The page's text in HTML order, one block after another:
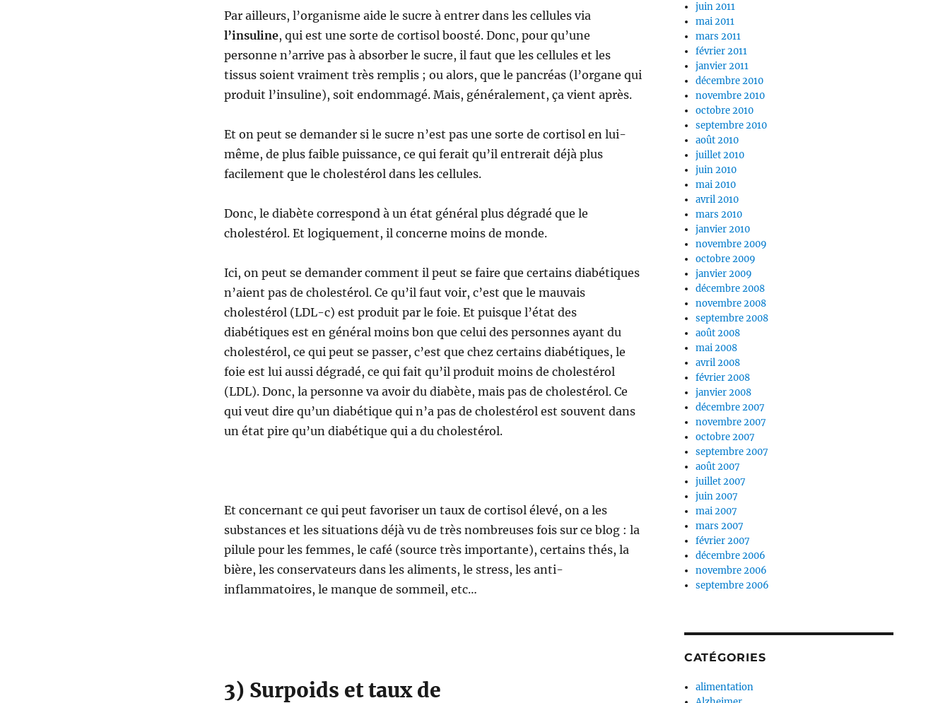
Par ailleurs, l’organisme aide le sucre à entrer dans les cellules via
l’insuline, qui est une sorte de cortisol boosté. Donc, pour qu’une
personne n’arrive pas à absorber le sucre, il faut que les cellules et les
tissus soient vraiment très remplis ; ou alors, que le pancréas (l’organe qui
produit l’insuline), soit endommagé. Mais, généralement, ça vient après.
Et on peut se demander si le sucre n’est pas une sorte de cortisol en lui-
même, de plus faible puissance, ce qui ferait qu’il entrerait déjà plus
facilement que le cholestérol dans les cellules.
Donc, le diabète correspond à un état général plus dégradé que le
cholestérol. Et logiquement, il concerne moins de monde.
Ici, on peut se demander comment il peut se faire que certains diabétiques
n’aient pas de cholestérol. Ce qu’il faut voir, c’est que le mauvais
cholestérol (LDL-c) est produit par le foie. Et puisque l’état des
diabétiques est en général moins bon que celui des personnes ayant du
cholestérol, ce qui peut se passer, c’est que chez certains diabétiques, le
foie est lui aussi dégradé, ce qui fait qu’il produit moins de cholestérol
(LDL). Donc, la personne va avoir du diabète, mais pas de cholestérol. Ce
qui veut dire qu’un diabétique qui n’a pas de cholestérol est souvent dans
un état pire qu’un diabétique qui a du cholestérol.
Et concernant ce qui peut favoriser un taux de cortisol élevé, on a les
substances et les situations déjà vu de très nombreuses fois sur ce blog : la
pilule pour les femmes, le café (source très importante), certains thés, la
bière, les conservateurs dans les aliments, le stress, les anti-
inflammatoires, le manque de sommeil, etc…
3) Surpoids et taux de
juin 2011
mai 2011
mars 2011
février 2011
janvier 2011
décembre 2010
novembre 2010
octobre 2010
septembre 2010
août 2010
juillet 2010
juin 2010
mai 2010
avril 2010
mars 2010
janvier 2010
novembre 2009
octobre 2009
janvier 2009
décembre 2008
novembre 2008
septembre 2008
août 2008
mai 2008
avril 2008
février 2008
janvier 2008
décembre 2007
novembre 2007
octobre 2007
septembre 2007
août 2007
juillet 2007
juin 2007
mai 2007
mars 2007
février 2007
décembre 2006
novembre 2006
septembre 2006
CATÉGORIES
alimentation